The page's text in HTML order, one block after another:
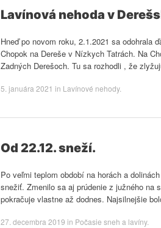
Lavínová nehoda v
Hneď po novom roku, 2.1.2021 sa odohrala
Chopok na Dereše v Nízkych Tatrách. Na
Zadných Derešoch. Tu sa rozhodli , že
5. januára 2021 in Lavínové nehody.
Od 22.12. sneží.
Po veľmi teplom období na horách a
snežiť. Zmenilo sa aj prúdenie z južného na
pokračuje vlastne až dodnes. Najsilnejšie
27. decembra 2019 in Počasie sneh a lavíny.